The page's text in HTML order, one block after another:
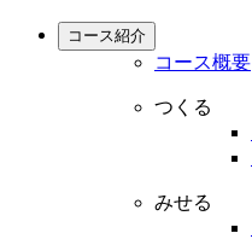
コース紹介
コース概要
つくる
みせる